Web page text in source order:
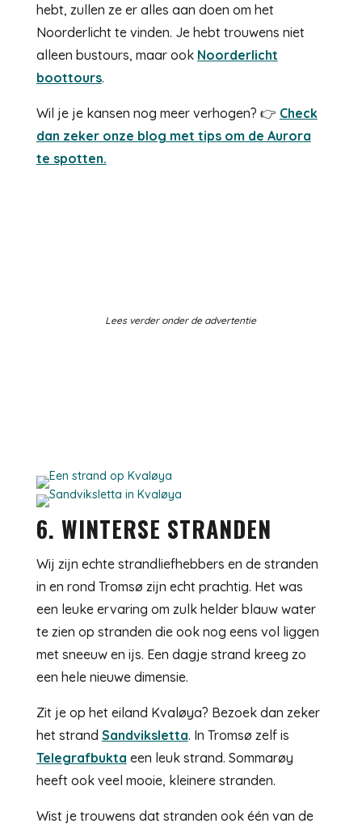
hebt, zullen ze er alles aan doen om het
Noorderlicht te vinden. Je hebt trouwens niet
alleen bustours, maar ook Noorderlicht
boottours.
Wil je je kansen nog meer verhogen? 👉 Check
dan zeker onze blog met tips om de Aurora
te spotten.
Lees verder onder de advertentie
6. WINTERSE STRANDEN
Wij zijn echte strandliefhebbers en de stranden
in en rond Tromsø zijn echt prachtig. Het was
een leuke ervaring om zulk helder blauw water
te zien op stranden die ook nog eens vol liggen
met sneeuw en ijs. Een dagje strand kreeg zo
een hele nieuwe dimensie.
Zit je op het eiland Kvaløya? Bezoek dan zeker
het strand Sandviksletta. In Tromsø zelf is
Telegrafbukta een leuk strand. Sommarøy
heeft ook veel mooie, kleinere stranden.
Wist je trouwens dat stranden ook één van de